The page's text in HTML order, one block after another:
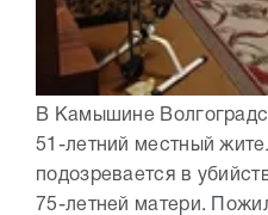
В Камышине
51-летний местный
подозревается в
75-летней матери.